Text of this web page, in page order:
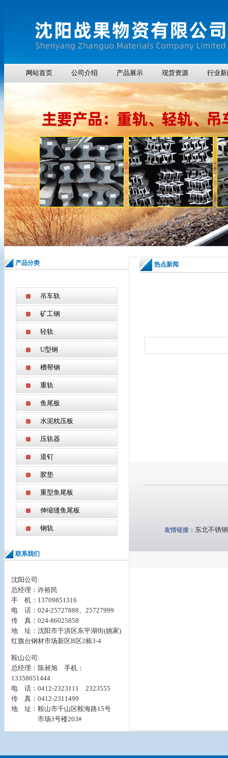
网站首页 公司介绍 产品展示 现货资源 行业新
产品分类
吊车轨
矿工钢
轻轨
U型钢
槽帮钢
重轨
鱼尾板
水泥枕压板
压轨器
道钉
胶垫
重型鱼尾板
伸缩缝鱼尾板
钢轨
联系我们
沈阳公司:
总经理：许裕民
手 机：13709851316
电 话：024-25727888、25727999
传 真：024-86025858
地 址： 沈阳市于洪区东平湖街(姚家)
红旗台钢材市场新区B区2栋3-4
鞍山公司:
总经理：陈昶旭 手机：
13358651444
电 话：0412-2323111 2323555
传 真：0412-2311499
地 址：鞍山市千山区鞍海路15号
市场3号楼203#
热点新闻
友情链接： 东北不锈